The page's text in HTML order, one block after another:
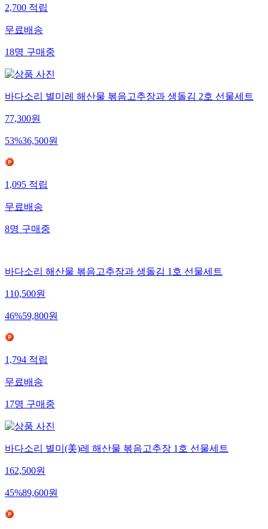
2,700적립
무료배송
18명구매중
바다소리 별미레 해산물 볶음고추장과 생돌김 2호 선물세트
77,300원
53%36,500원
1,095적립
무료배송
8명구매중
바다소리 해산물 볶음고추장과 생돌김 1호 선물세트
110,500원
46%59,800원
1,794적립
무료배송
17명구매중
바다소리 별미(美)레 해산물 볶음고추장 1호 선물세트
162,500원
45%89,600원